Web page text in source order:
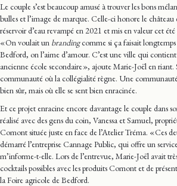
Le couple s’est beaucoup amusé à trouver les bons
bulles et l’image de marque. Celle-ci honore le
réservoir d’eau revampé en 2021 et mis en valeur cet été
« On voulait un brandingcomme si ça faisait
Bedford, on l’aime d’amour. C’est une ville qui
ancienne école secondaire », ajoute Marie-Joël en
communauté où la collégialité règne. Une communauté
bien sûr, mais où elle se sent bien enracinée.
Et ce projet enracine encore davantage le couple dans
réalisé avec des gens du coin, Vanessa et Samuel,
Comont située juste en face de l’Atelier Tréma. « Ces
démarré l’entreprise Cannage Public, qui offre un
m’informe-t-elle. Lors de l’entrevue, Marie-Joël avait
cocktails possibles avec les produits Comont et de
la Foire agricole de Bedford.